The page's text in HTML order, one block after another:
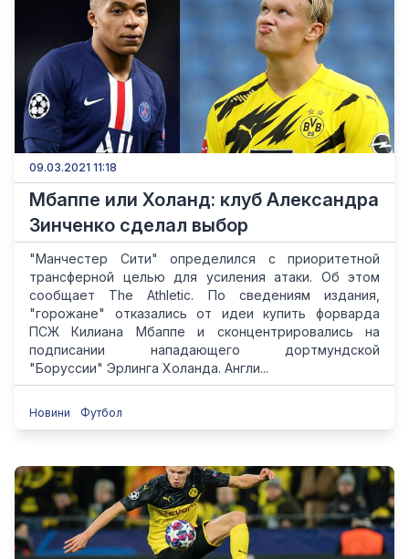
09.03.2021 11:18
Мбаппе или Холанд: клуб Александра
Зинченко сделал выбор
"Манчестер Сити" определился с приоритетной
трансферной целью для усиления атаки. Об этом
сообщает The Athletic. По сведениям издания,
"горожане" отказались от идеи купить форварда
ПСЖ Килиана Мбаппе и сконцентрировались на
подписании нападающего дортмундской
"Боруссии" Эрлинга Холанда. Англи...
Новини Футбол